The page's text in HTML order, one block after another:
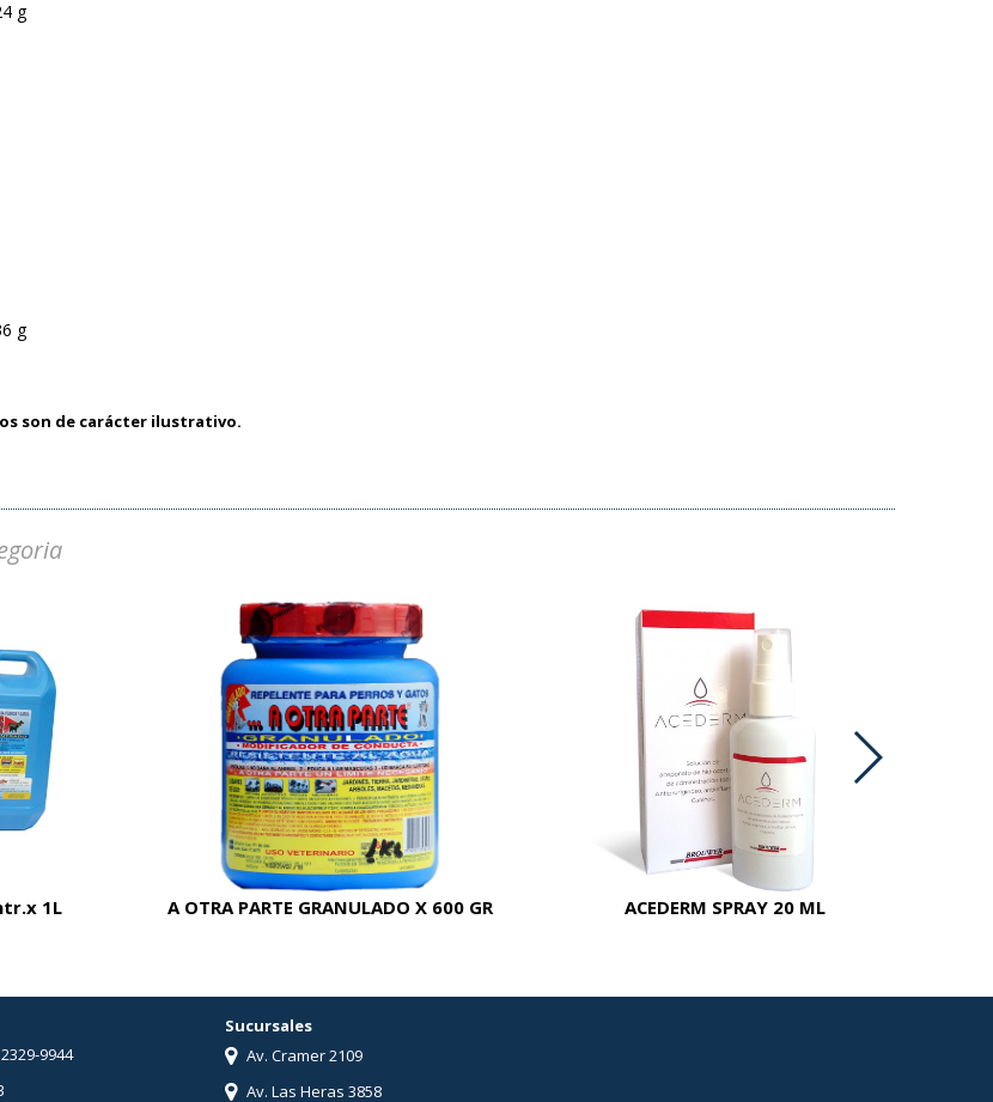
g
g
son de carácter ilustrativo.
1L A OTRA PARTE GRANULADO X 600 GR ACEDERM SPRAY 20 ML
9944
Sucursales
Av. Cramer 2109
Av. Las Heras 3858